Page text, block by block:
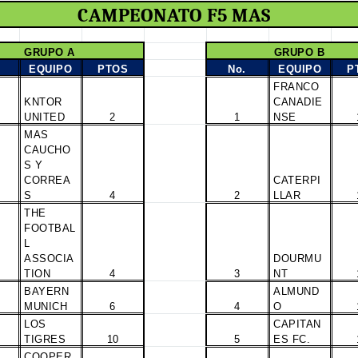
CAMPEONATO F5 MAS
GRUPO A
GRUPO B
EQUIPO PTOS No. EQUIPO
KNTOR
UNITED
2 1
FRANCO
CANADIE
NSE
MAS
CAUCHO
S Y
CORREA
S
4 2
CATERPI
LLAR
THE
FOOTBAL
L
ASSOCIA
TION
4 3
DOURMU
NT
BAYERN
MUNICH
6 4
ALMUND
O
LOS
TIGRES
10 5
CAPITAN
ES FC.